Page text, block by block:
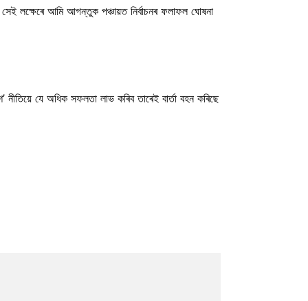
সেই লক্ষেৰে আমি আগন্তুক পঞ্চায়ত নিৰ্বাচনৰ ফলাফল ঘোষনা
নীতিয়ে যে অধিক সফলতা লাভ কৰিব তাৰেই বাৰ্তা বহন কৰিছে